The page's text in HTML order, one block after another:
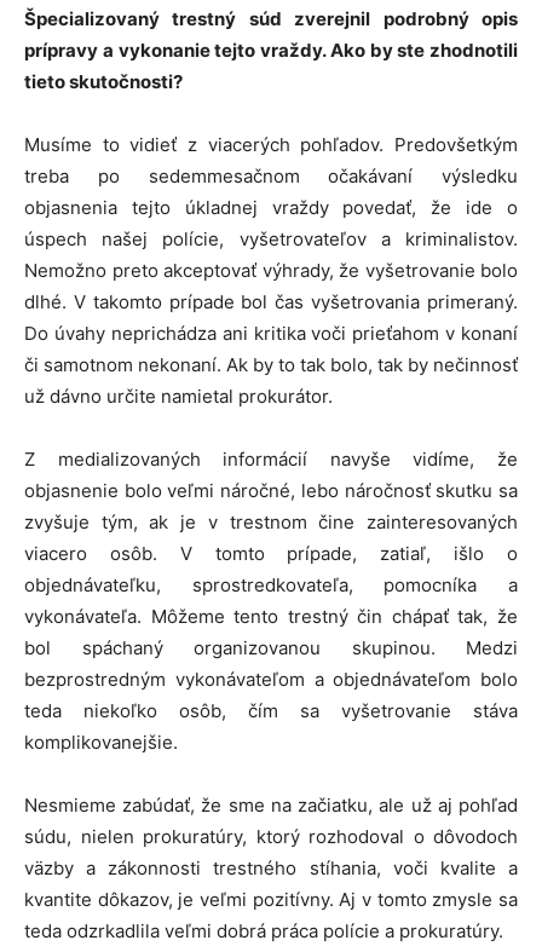
Špecializovaný trestný súd zverejnil podrobný opis
prípravy a vykonanie tejto vraždy. Ako by ste zhodnotili
tieto skutočnosti?
Musíme to vidieť z viacerých pohľadov. Predovšetkým
treba po sedemmesačnom očakávaní výsledku
objasnenia tejto úkladnej vraždy povedať, že ide o
úspech našej polície, vyšetrovateľov a kriminalistov.
Nemožno preto akceptovať výhrady, že vyšetrovanie bolo
dlhé. V takomto prípade bol čas vyšetrovania primeraný.
Do úvahy neprichádza ani kritika voči prieťahom v konaní
či samotnom nekonaní. Ak by to tak bolo, tak by nečinnosť
už dávno určite namietal prokurátor.
Z medializovaných informácií navyše vidíme, že
objasnenie bolo veľmi náročné, lebo náročnosť skutku sa
zvyšuje tým, ak je v trestnom čine zainteresovaných
viacero osôb. V tomto prípade, zatiaľ, išlo o
objednávateľku, sprostredkovateľa, pomocníka a
vykonávateľa. Môžeme tento trestný čin chápať tak, že
bol spáchaný organizovanou skupinou. Medzi
bezprostredným vykonávateľom a objednávateľom bolo
teda niekoľko osôb, čím sa vyšetrovanie stáva
komplikovanejšie.
Nesmieme zabúdať, že sme na začiatku, ale už aj pohľad
súdu, nielen prokuratúry, ktorý rozhodoval o dôvodoch
väzby a zákonnosti trestného stíhania, voči kvalite a
kvantite dôkazov, je veľmi pozitívny. Aj v tomto zmysle sa
teda odzrkadlila veľmi dobrá práca polície a prokuratúry.